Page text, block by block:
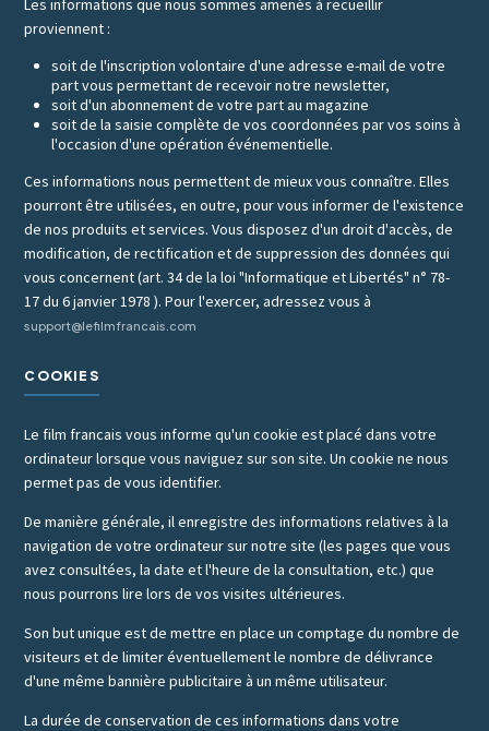
Les informations que nous sommes amenés à recueillir
proviennent :
soit de l'inscription volontaire d'une adresse e-mail de votre
part vous permettant de recevoir notre newsletter,
soit d'un abonnement de votre part au magazine
soit de la saisie complète de vos coordonnées par vos soins à
l'occasion d'une opération événementielle.
Ces informations nous permettent de mieux vous connaître. Elles
pourront être utilisées, en outre, pour vous informer de l'existence
de nos produits et services. Vous disposez d'un droit d'accès, de
modification, de rectification et de suppression des données qui
vous concernent (art. 34 de la loi "Informatique et Libertés" n° 78-
17 du 6 janvier 1978 ). Pour l'exercer, adressez vous à
support@lefilmfrancais.com
COOKIES
Le film francais vous informe qu'un cookie est placé dans votre
ordinateur lorsque vous naviguez sur son site. Un cookie ne nous
permet pas de vous identifier.
De manière générale, il enregistre des informations relatives à la
navigation de votre ordinateur sur notre site (les pages que vous
avez consultées, la date et l'heure de la consultation, etc.) que
nous pourrons lire lors de vos visites ultérieures.
Son but unique est de mettre en place un comptage du nombre de
visiteurs et de limiter éventuellement le nombre de délivrance
d'une même bannière publicitaire à un même utilisateur.
La durée de conservation de ces informations dans votre